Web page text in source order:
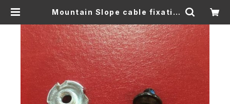
Mountain Slope cable fixatio
セット | Jammingsnow web Sh
op